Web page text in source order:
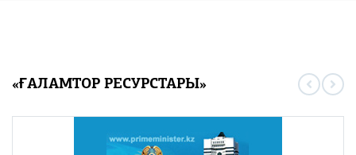
«ҒАЛАМТОР РЕСУРСТАРЫ»